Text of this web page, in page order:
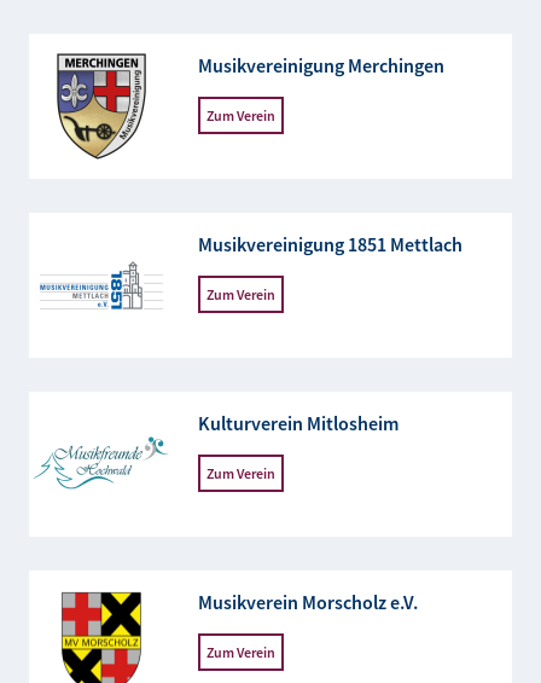
Musikvereinigung Merchingen
Zum Verein
Musikvereinigung 1851 Mettlach
Zum Verein
Kulturverein Mitlosheim
Zum Verein
Musikverein Morscholz e.V.
Zum Verein